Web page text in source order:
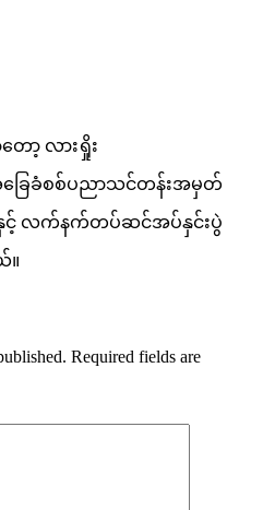
ော့ လားရှိုး
ခြေခံစစ်ပညာသင်တန်းအမှတ်
နှင့် လက်နက်တပ်ဆင်အပ်နှင်းပွဲ
။
Required fields are